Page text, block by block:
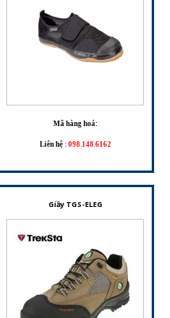
Mã hàng hoá:
Liên hệ : 098.148.6162
Giầy TGS-ELEG